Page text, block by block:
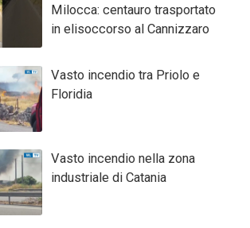
Milocca: centauro trasportato
in elisoccorso al Cannizzaro
Vasto incendio tra Priolo e
Floridia
Vasto incendio nella zona
industriale di Catania